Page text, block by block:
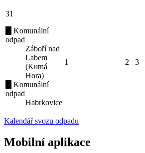
31
Komunální
odpad
Záboří nad
Labem
(Kutná
Hora)
Komunální
odpad
Habrkovice
1 2 3
Kalendář svozu odpadu
Mobilní aplikace